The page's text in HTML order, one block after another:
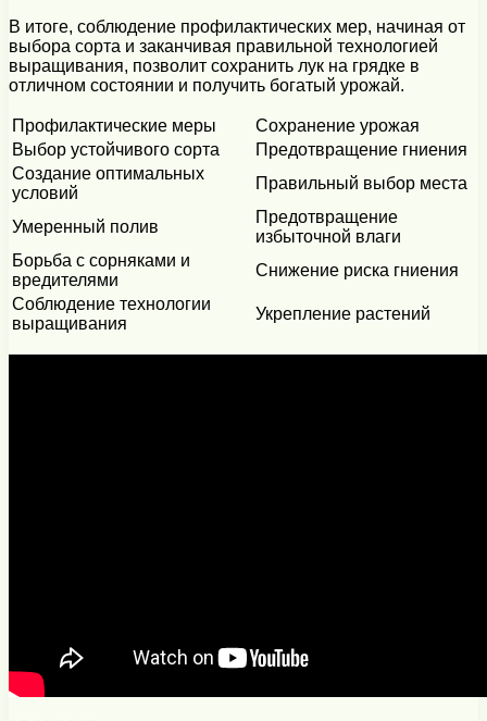
В итоге, соблюдение профилактических мер, начиная от
выбора сорта и заканчивая правильной технологией
выращивания, позволит сохранить лук на грядке в
отличном состоянии и получить богатый урожай.
Профилактические меры
Сохранение урожая
Выбор устойчивого сорта
Предотвращение гниения
Создание оптимальных
условий
Правильный выбор места
Умеренный полив
Предотвращение
избыточной влаги
Борьба с сорняками и
вредителями
Снижение риска гниения
Соблюдение технологии
выращивания
Укрепление растений